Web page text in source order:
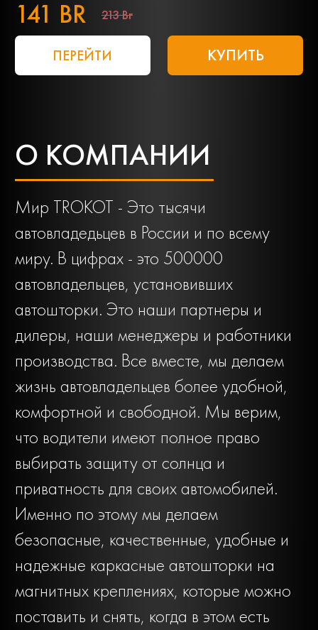
141 BR 213 Br
ПЕРЕЙТИ КУПИТЬ
О КОМПАНИИ
Мир TROKOT - Это тысячи
автовладедьцев в России и по всему
миру. В цифрах - это 500000
автовладельцев, установивших
автошторки. Это наши партнеры и
дилеры, наши менеджеры и работники
производства. Все вместе, мы делаем
жизнь автовладельцев более удобной,
комфортной и свободной. Мы верим,
что водители имеют полное право
выбирать защиту от солнца и
приватность для своих автомобилей.
Именно по этому мы делаем
безопасные, качественные, удобные и
надежные каркасные автошторки на
магнитных креплениях, которые можно
поставить и снять, когда в этом есть